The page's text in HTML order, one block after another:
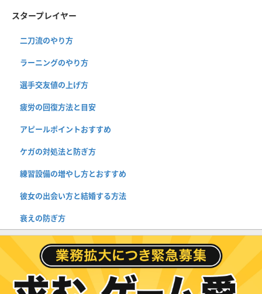
スタープレイヤー
二刀流のやり方
ラーニングのやり方
選手交友値の上げ方
疲労の回復方法と目安
アピールポイントおすすめ
ケガの対処法と防ぎ方
練習設備の増やし方とおすすめ
彼女の出会い方と結婚する方法
衰えの防ぎ方